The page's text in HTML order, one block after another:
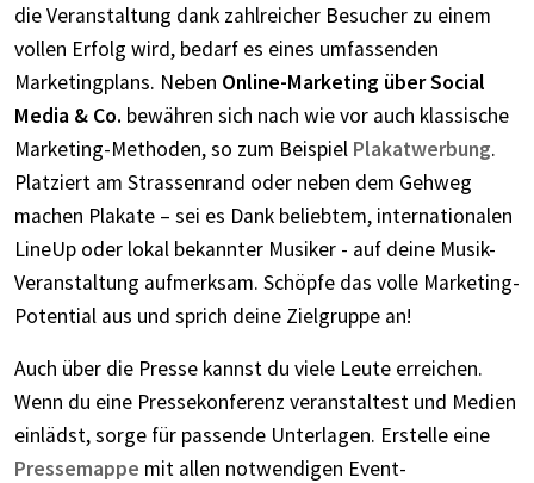
die Veranstaltung dank zahlreicher Besucher zu einem
vollen Erfolg wird, bedarf es eines umfassenden
Marketingplans. Neben Online-Marketing über Social
Media & Co. bewähren sich nach wie vor auch klassische
Marketing-Methoden, so zum Beispiel Plakatwerbung.
Platziert am Strassenrand oder neben dem Gehweg
machen Plakate – sei es Dank beliebtem, internationalen
LineUp oder lokal bekannter Musiker - auf deine Musik-
Veranstaltung aufmerksam. Schöpfe das volle Marketing-
Potential aus und sprich deine Zielgruppe an!
Auch über die Presse kannst du viele Leute erreichen.
Wenn du eine Pressekonferenz veranstaltest und Medien
einlädst, sorge für passende Unterlagen. Erstelle eine
Pressemappe mit allen notwendigen Event-